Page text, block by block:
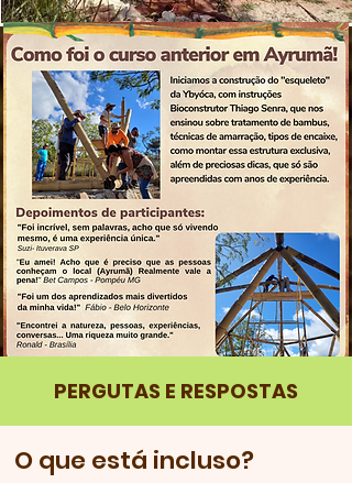
PERGUTAS E RESPOSTAS
O que está incluso?